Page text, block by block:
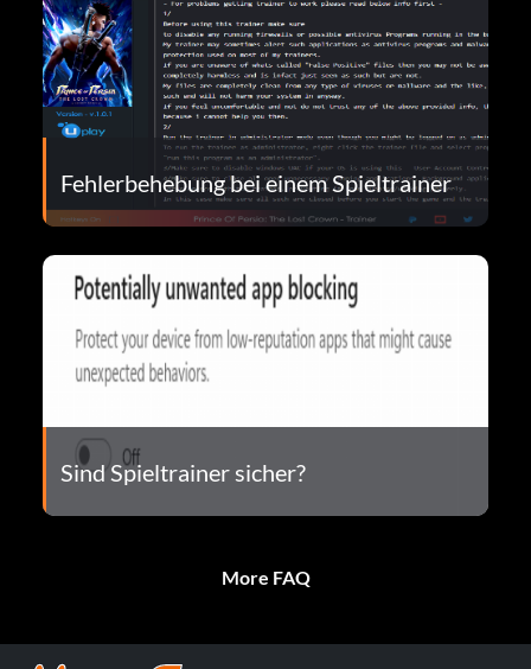
Fehlerbehebung bei einem Spieltrainer
Sind Spieltrainer sicher?
More FAQ